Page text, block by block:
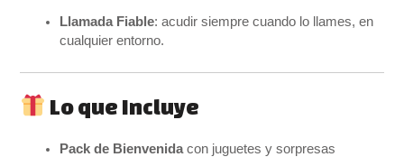
Llamada Fiable: acudir siempre cuando lo llames, en
cualquier entorno.
Lo que Incluye
Pack de Bienvenida con juguetes y sorpresas